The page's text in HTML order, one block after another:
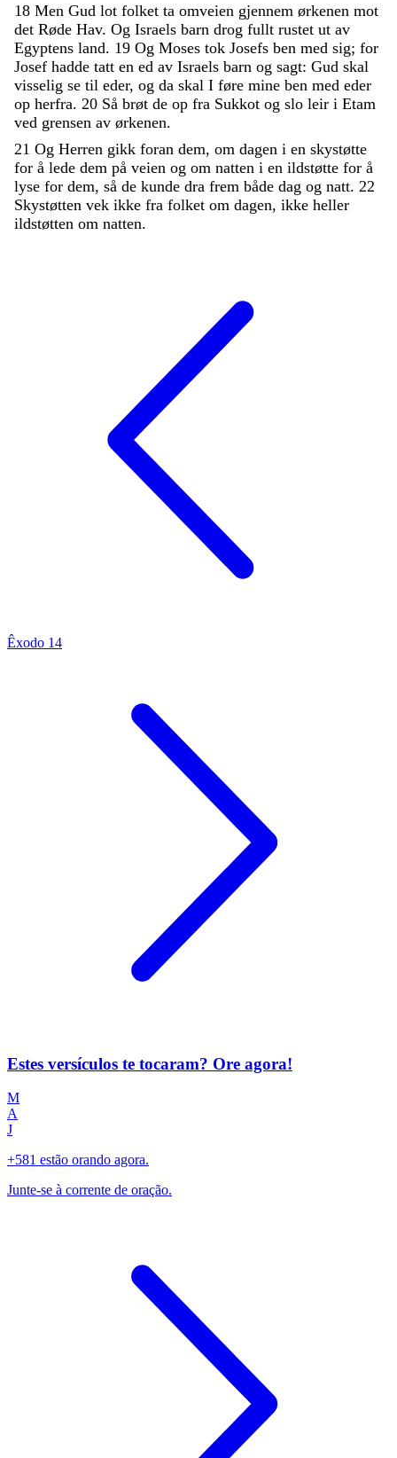
18 Men Gud lot folket ta omveien gjennem ørkenen mot
det Røde Hav. Og Israels barn drog fullt rustet ut av
Egyptens land. 19 Og Moses tok Josefs ben med sig; for
Josef hadde tatt en ed av Israels barn og sagt: Gud skal
visselig se til eder, og da skal I føre mine ben med eder
op herfra. 20 Så brøt de op fra Sukkot og slo leir i Etam
ved grensen av ørkenen.
21 Og Herren gikk foran dem, om dagen i en skystøtte
for å lede dem på veien og om natten i en ildstøtte for å
lyse for dem, så de kunde dra frem både dag og natt. 22
Skystøtten vek ikke fra folket om dagen, ikke heller
ildstøtten om natten.
Êxodo 14
Estes versículos te tocaram? Ore agora!
M
A
J
+581 estão orando agora.
Junte-se à corrente de oração.